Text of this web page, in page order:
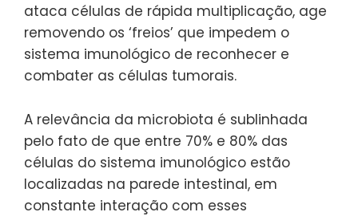
ataca células de rápida multiplicação, age
removendo os ‘freios’ que impedem o
sistema imunológico de reconhecer e
combater as células tumorais.
A relevância da microbiota é sublinhada
pelo fato de que entre 70% e 80% das
células do sistema imunológico estão
localizadas na parede intestinal, em
constante interação com esses